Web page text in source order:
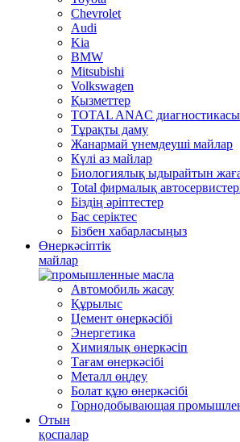
Chevrolet
Audi
Kia
BMW
Mitsubishi
Volkswagen
Қызметтер
TOTAL ANAC диагностикасы
Тұрақты даму
Жанармай үнемдеуші майлар
Күлі аз майлар
Биологиялық ыдырайтын
Total фирмалық
Біздің әріптестер
Бас серіктес
Бізбен хабарласыңыз
Өнеркәсіптік
майлар
Автомобиль жасау
Құрылыс
Цемент өнеркәсібі
Энергетика
Химиялық өнеркәсіп
Тағам өнеркәсібі
Металл өңдеу
Болат құю өнеркәсібі
Горнодобывающая
Отын
қоспалар